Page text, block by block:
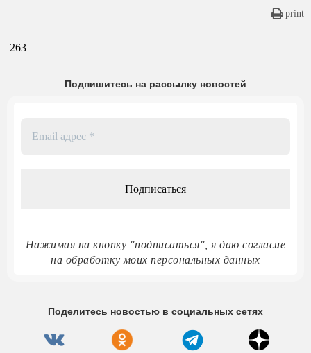
print
263
Подпишитесь на рассылку новостей
Нажимая на кнопку "подписаться", я даю согласие
на обработку моих персональных данных
Поделитесь новостью в социальных сетях